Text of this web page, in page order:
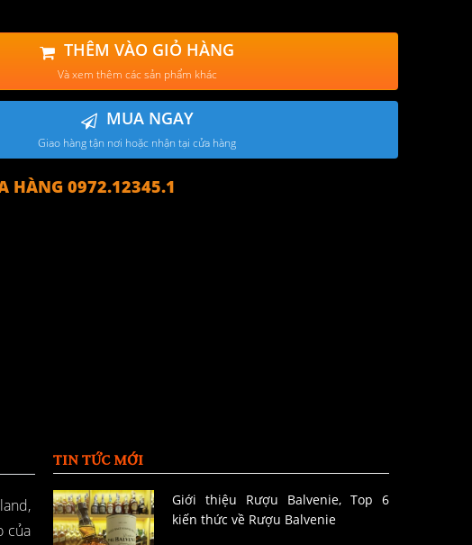
THÊM VÀO GIỎ HÀNG
Và xem thêm các sản phẩm khác
MUA NGAY
Giao hàng tận nơi hoặc nhận tại cửa hàng
HÀNG 0972.12345.1
của
TIN TỨC MỚI
Giới thiệu Rượu Balvenie, Top 6
kiến thức về Rượu Balvenie